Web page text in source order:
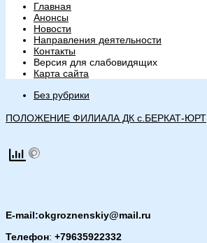
Главная
Анонсы
Новости
Направления деятельности
Контакты
Версия для слабовидящих
Карта сайта
Без рубрики
ПОЛОЖЕНИЕ ФИЛИАЛА ДК с.БЕРКАТ-ЮРТ
E-mail:okgroznenskiy@mail.ru
Телефон: +79635922332